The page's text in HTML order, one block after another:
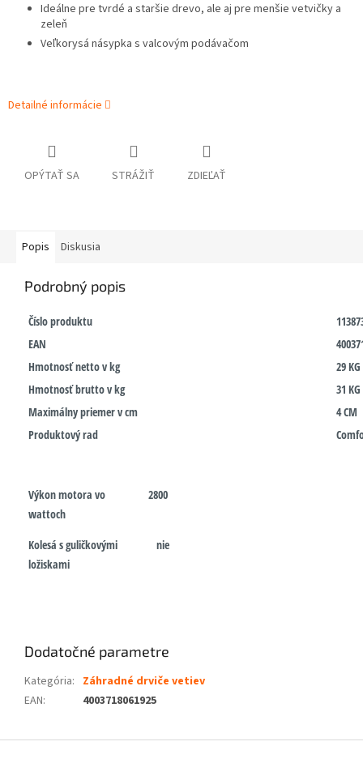
Ideálne pre tvrdé a staršie drevo, ale aj pre menšie vetvičky a
zeleň
Veľkorysá násypka s valcovým podávačom
Detailné informácie
OPÝTAŤ SA STRÁŽIŤ ZDIEĽAŤ
Popis Diskusia
Podrobný popis
Číslo produktu
EAN
Hmotnosť netto v kg
29 KG
Hmotnosť brutto v kg
31 KG
Maximálny priemer v cm
4 CM
Produktový rad
Výkon motora vo
wattoch
2800
Kolesá s guličkovými
ložiskami
nie
Dodatočné parametre
Kategória: Záhradné drviče vetiev
EAN: 4003718061925